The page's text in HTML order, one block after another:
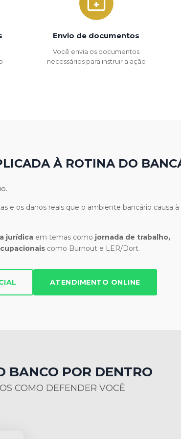
Envio de documentos
Você envia os documentos
necessários para instruir a ação
À ROTINA DO
e os danos reais que o ambiente bancário causa à
jurídica em temas como jornada de trabalho,
como Burnout e LER/Dort.
ATENDIMENTO ONLINE
BANCO POR DENTRO
COMO DEFENDER VOCÊ